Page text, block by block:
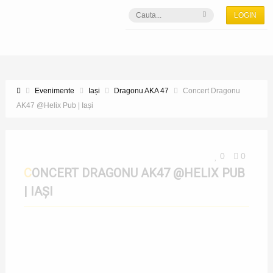
LOGIN
Evenimente Iași Dragonu AKA 47
Concert Dragonu
AK47 @Helix Pub | Iași
0 0
CONCERT DRAGONU AK47 @HELIX PUB
| IAȘI